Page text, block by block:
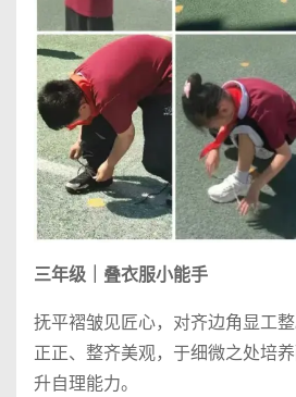
三年级｜叠衣服小能手
抚平褶皱见匠心，对齐边角显工
正正、整齐美观，于细微之处培
升自理能力。